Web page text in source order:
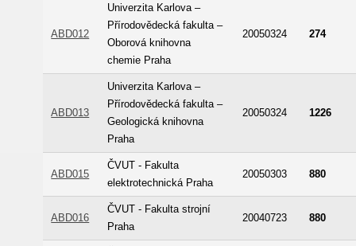
ABD012
Univerzita Karlova –
Přírodovědecká fakulta –
Oborová knihovna
chemie Praha
20050324 274
ABD013
Univerzita Karlova –
Přírodovědecká fakulta –
Geologická knihovna
Praha
20050324 1226
ABD015
ČVUT - Fakulta
elektrotechnická Praha
20050303 880
ABD016
ČVUT - Fakulta strojní
Praha
20040723 880